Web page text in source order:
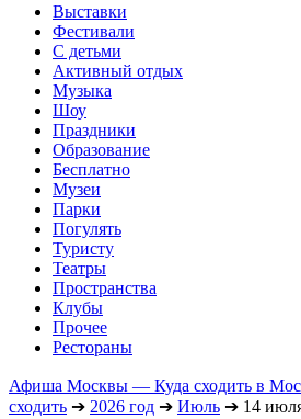
Выставки
Фестивали
С детьми
Активный отдых
Музыка
Шоу
Праздники
Образование
Бесплатно
Музеи
Парки
Погулять
Туристу
Театры
Пространства
Клубы
Прочее
Рестораны
Афиша Москвы — Куда сходить в
сходить ➔ 2026 год ➔ Июль ➔ 14